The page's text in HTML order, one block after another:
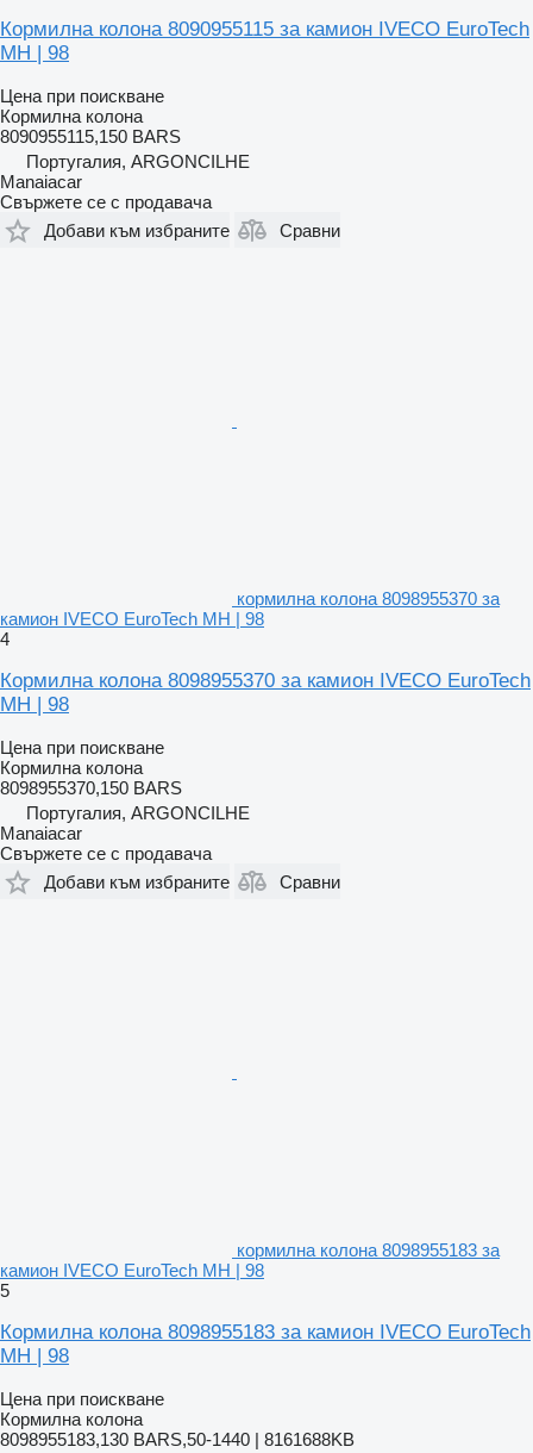
Кормилна колона 8090955115 за камион IVECO EuroTech
MH | 98
Цена при поискване
Кормилна колона
8090955115,150 BARS
Португалия, ARGONCILHE
Manaiacar
Свържете се с продавача
Добави към избраните
Сравни
кормилна колона 8098955370 за
камион IVECO EuroTech MH | 98
4
Кормилна колона 8098955370 за камион IVECO EuroTech
MH | 98
Цена при поискване
Кормилна колона
8098955370,150 BARS
Португалия, ARGONCILHE
Manaiacar
Свържете се с продавача
Добави към избраните
Сравни
кормилна колона 8098955183 за
камион IVECO EuroTech MH | 98
5
Кормилна колона 8098955183 за камион IVECO EuroTech
MH | 98
Цена при поискване
Кормилна колона
8098955183,130 BARS,50-1440 | 8161688KB